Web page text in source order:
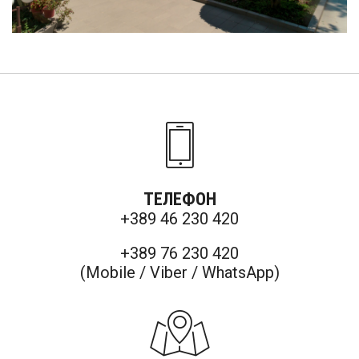
ТЕЛЕФОН
+389 46 230 420
+389 76 230 420
(Mobile / Viber / WhatsApp)